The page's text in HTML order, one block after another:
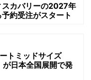
スカバリーの2027年
約受注がスタート
トミッドサイズ
日本全国展開で発